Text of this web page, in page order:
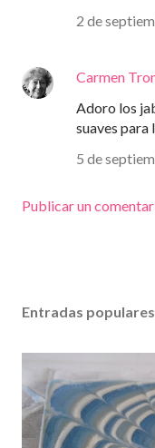
2 de
Carmen
Adoro los
suaves para
5 de
Publicar un
Entradas